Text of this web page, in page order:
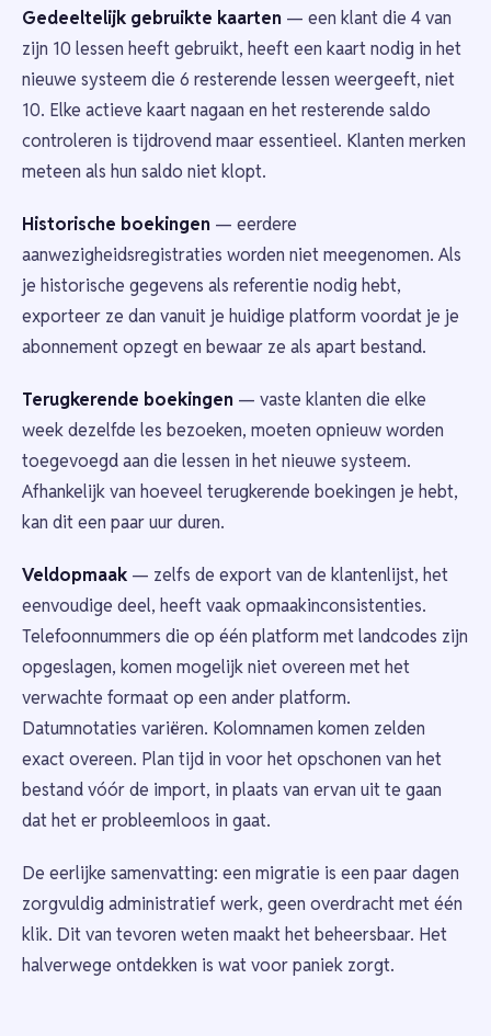
Gedeeltelijk gebruikte kaarten — een klant die 4 van
zijn 10 lessen heeft gebruikt, heeft een kaart nodig in het
nieuwe systeem die 6 resterende lessen weergeeft, niet
10. Elke actieve kaart nagaan en het resterende saldo
controleren is tijdrovend maar essentieel. Klanten merken
meteen als hun saldo niet klopt.
Historische boekingen — eerdere
aanwezigheidsregistraties worden niet meegenomen. Als
je historische gegevens als referentie nodig hebt,
exporteer ze dan vanuit je huidige platform voordat je je
abonnement opzegt en bewaar ze als apart bestand.
Terugkerende boekingen — vaste klanten die elke
week dezelfde les bezoeken, moeten opnieuw worden
toegevoegd aan die lessen in het nieuwe systeem.
Afhankelijk van hoeveel terugkerende boekingen je hebt,
kan dit een paar uur duren.
Veldopmaak — zelfs de export van de klantenlijst, het
eenvoudige deel, heeft vaak opmaakinconsistenties.
Telefoonnummers die op één platform met landcodes zijn
opgeslagen, komen mogelijk niet overeen met het
verwachte formaat op een ander platform.
Datumnotaties variëren. Kolomnamen komen zelden
exact overeen. Plan tijd in voor het opschonen van het
bestand vóór de import, in plaats van ervan uit te gaan
dat het er probleemloos in gaat.
De eerlijke samenvatting: een migratie is een paar dagen
zorgvuldig administratief werk, geen overdracht met één
klik. Dit van tevoren weten maakt het beheersbaar. Het
halverwege ontdekken is wat voor paniek zorgt.